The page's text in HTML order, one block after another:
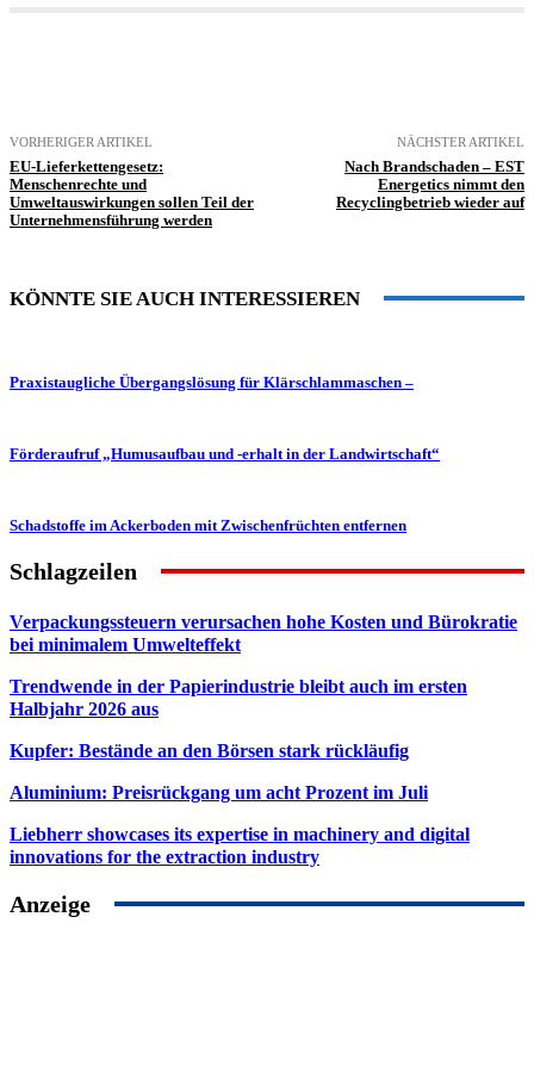
VORHERIGER ARTIKEL
EU-Lieferkettengesetz:
Menschenrechte und
Umweltauswirkungen sollen Teil der
Unternehmensführung werden
NÄCHSTER ARTIKEL
Nach Brandschaden – EST
Energetics nimmt den
Recyclingbetrieb wieder auf
KÖNNTE SIE AUCH INTERESSIEREN
Praxistaugliche Übergangslösung für Klärschlammaschen –
Förderaufruf „Humusaufbau und -erhalt in der Landwirtschaft“
Schadstoffe im Ackerboden mit Zwischenfrüchten entfernen
Schlagzeilen
Verpackungssteuern verursachen hohe Kosten und Bürokratie
bei minimalem Umwelteffekt
Trendwende in der Papierindustrie bleibt auch im ersten
Halbjahr 2026 aus
Kupfer: Bestände an den Börsen stark rückläufig
Aluminium: Preisrückgang um acht Prozent im Juli
Liebherr showcases its expertise in machinery and digital
innovations for the extraction industry
Anzeige